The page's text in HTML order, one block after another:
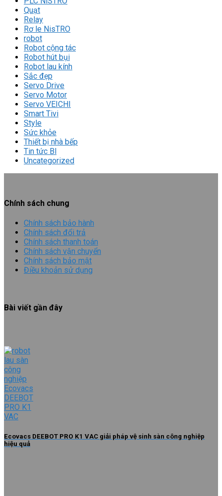
Quạt
Relay
Rơ le NisTRO
robot
Robot cộng tác
Robot hút bụi
Robot lau kính
Sắc đẹp
Servo Drive
Servo Motor
Servo VEICHI
Smart Tivi
Style
Sức khỏe
Thiết bị nhà bếp
Tin tức Bl
Uncategorized
Chính sách chung
Chính sách bảo hành
Chính sách đổi trả
Chính sách thanh toán
Chính sách vận chuyển
Chính sách bảo mật
Điều khoản sử dụng
Bài viết gần đây
Ecovacs DEEBOT PRO K1 VAC giải pháp vệ sinh sàn công nghiệp
hiệu quả